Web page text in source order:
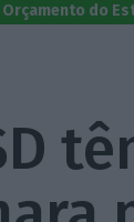
Orçamento do